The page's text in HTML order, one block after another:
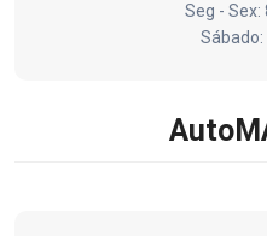
Seg - Sex:
Sábado: